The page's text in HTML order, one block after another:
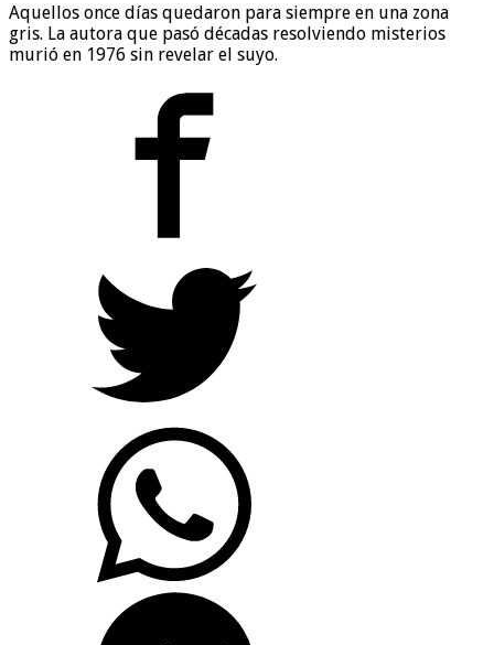
Aquellos once días quedaron para siempre en una zona
gris. La autora que pasó décadas resolviendo misterios
murió en 1976 sin revelar el suyo.